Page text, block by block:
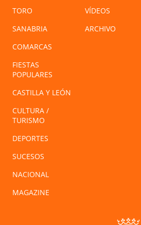
TORO
SANABRIA
COMARCAS
FIESTAS
POPULARES
CASTILLA Y LEÓN
CULTURA /
TURISMO
DEPORTES
SUCESOS
NACIONAL
MAGAZINE
VÍDEOS
ARCHIVO